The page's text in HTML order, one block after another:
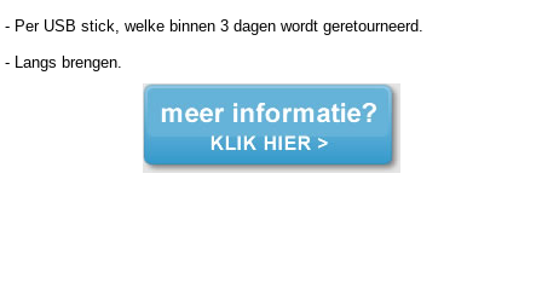
- Per USB stick, welke binnen 3 dagen wordt geretourneerd.
- Langs brengen.